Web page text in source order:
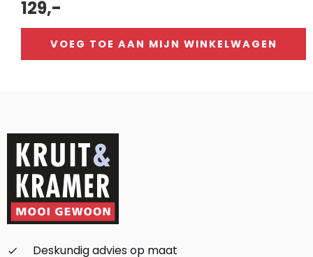
129,-
VOEG TOE AAN MIJN WINKELWAGEN
check_small
Deskundig advies op maat